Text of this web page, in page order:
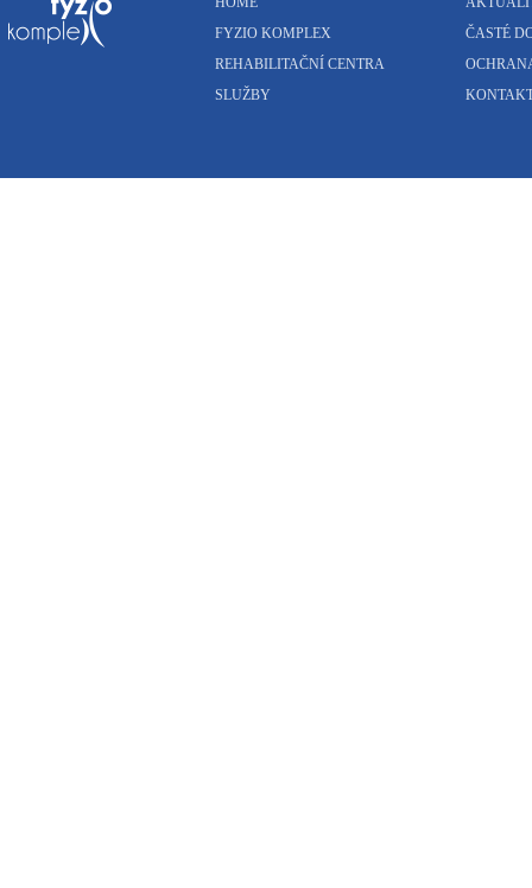
FYZIO KOMPLEX
REHABILITAČNÍ CENTRA
SLUŽBY
ČASTÉ